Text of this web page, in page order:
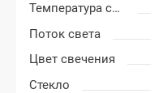
Температура света
Поток света
Цвет свечения
Стекло